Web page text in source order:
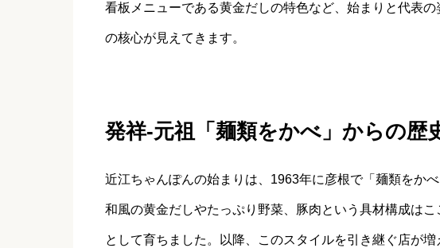
看板メニューである黄金だしの特色など、始まりと代表
の核心が見えてきます。
発祥‐元祖「麺類をかべ」からの歴
近江ちゃんぽんの始まりは、1963年に彦根で「麺類をか
和風の黄金だしやたっぷり野菜、豚肉という具材構成は
として育ちました。以降、このスタイルを引き継ぐ店が